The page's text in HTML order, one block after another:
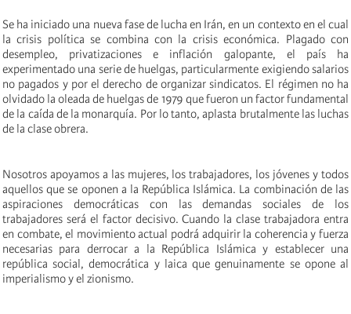
Se ha iniciado una nueva fase de lucha en Irán, en un contexto en el cual
la crisis política se combina con la crisis económica. Plagado con
desempleo, privatizaciones e inflación galopante, el país ha
experimentado una serie de huelgas, particularmente exigiendo salarios
no pagados y por el derecho de organizar sindicatos. El régimen no ha
olvidado la oleada de huelgas de 1979 que fueron un factor fundamental
de la caída de la monarquía. Por lo tanto, aplasta brutalmente las luchas
de la clase obrera.
Nosotros apoyamos a las mujeres, los trabajadores, los jóvenes y todos
aquellos que se oponen a la República Islámica. La combinación de las
aspiraciones democráticas con las demandas sociales de los
trabajadores será el factor decisivo. Cuando la clase trabajadora entra
en combate, el movimiento actual podrá adquirir la coherencia y fuerza
necesarias para derrocar a la República Islámica y establecer una
república social, democrática y laica que genuinamente se opone al
imperialismo y el zionismo.